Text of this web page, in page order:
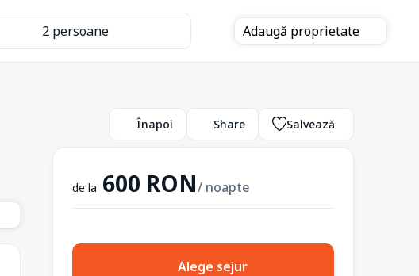
2 persoane Adaugă proprietate
Înapoi Share Salvează
de la 600 RON/ noapte
Alege sejur